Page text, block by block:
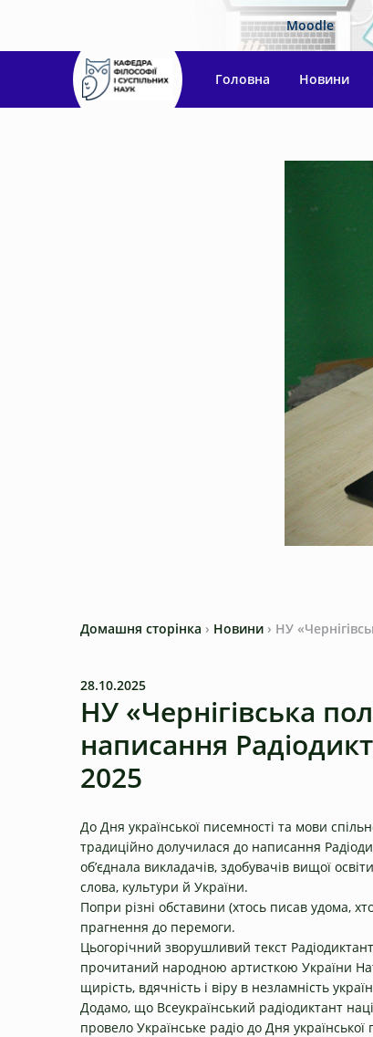
Moodle
Головна Новини
Домашня сторінка › Новини › НУ
28.10.2025
НУ «Чернігівська
написання
2025
До Дня української писемності та мови
традиційно долучилася до написання
об’єднала викладачів, здобувачів вищої
слова, культури й України.
Попри різні обставини (хтось писав удома,
прагнення до перемоги.
Цьогорічний зворушливий текст
прочитаний народною артисткою України
щирість, вдячність і віру в незламність
Додамо, що Всеукраїнський радіодиктант
провело Українське радіо до Дня